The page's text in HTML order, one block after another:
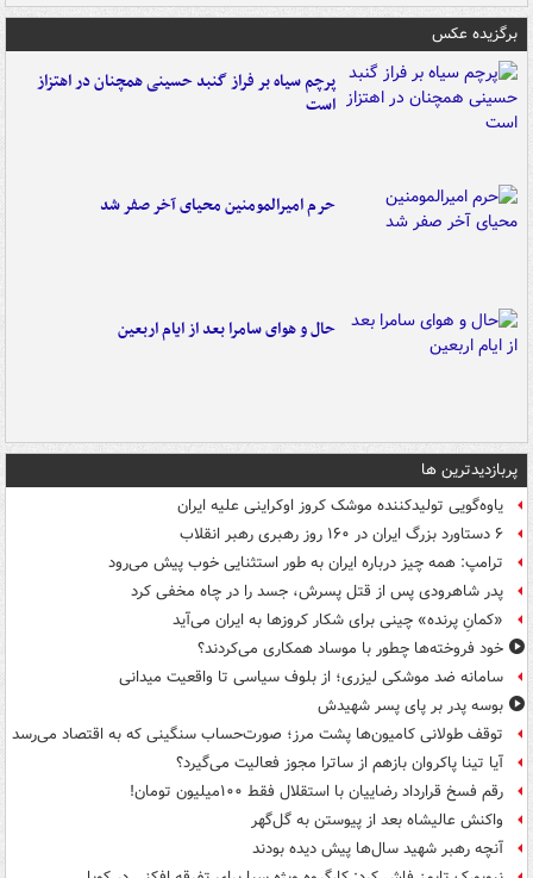
برگزیده عکس
پرچم سیاه بر فراز گنبد حسینی همچنان در اهتزاز
است
حرم امیرالمومنین محیای آخر صفر شد
حال و هوای سامرا بعد از ایام اربعین
پربازدیدترین ها
یاوه‌گویی تولیدکننده موشک کروز اوکراینی علیه ایران
۶ دستاورد بزرگ ایران در ۱۶۰ روز رهبری رهبر انقلاب
ترامپ: همه چیز درباره ایران به طور استثنایی خوب پیش می‌رود
پدر شاهرودی پس از قتل پسرش، جسد را در چاه مخفی کرد
«کمانِ پرنده» چینی برای شکار کروزها به ایران می‌آید
خود فروخته‌ها چطور با موساد همکاری می‌کردند؟
سامانه ضد موشکی لیزری؛ از بلوف سیاسی تا واقعیت میدانی
بوسه‌ پدر بر پای پسر شهیدش
توقف طولانی کامیون‌ها پشت مرز؛ صورت‌حساب سنگینی که به اقتصاد می‌رسد
آیا تینا پاکروان بازهم از ساترا مجوز فعالیت می‌گیرد؟
رقم فسخ قرارداد رضاییان با استقلال فقط ۱۰۰میلیون تومان!
واکنش عالیشاه بعد از پیوستن به گل‌گهر
آنچه رهبر شهید سال‌ها پیش دیده بودند